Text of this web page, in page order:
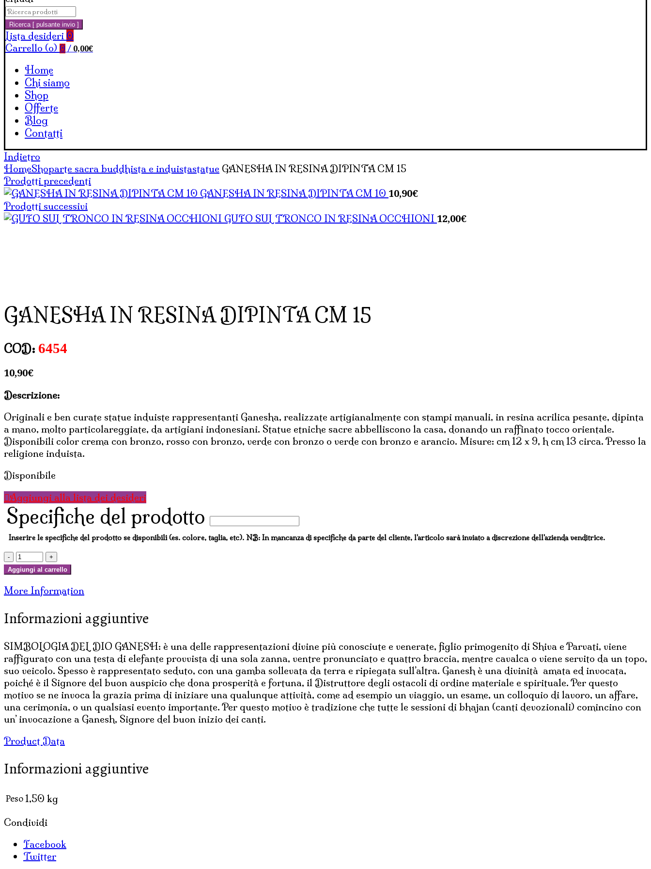
Carrello
Cerca:
Ricerca [ pulsante invio ]
Lista desideri 0
Carrello (o) 0 / 0,00€
Home
Chi siamo
Shop
Offerte
Blog
Contatti
Indietro
HomeShoparte sacra buddhista e induistastatue GANESHA IN RESINA DIPINTA CM 15
Prodotti precedenti
GANESHA IN RESINA DIPINTA CM 10 10,90€
Prodotti successivi
GUFO SUL TRONCO IN RESINA OCCHIONI 12,00€
GANESHA IN RESINA DIPINTA CM 15
COD: 6454
10,90€
Descrizione:
Originali e ben curate statue induiste rappresentanti Ganesha, realizzate artigianalmente con stampi manuali, in resina acrilica pesante, dipinta
a mano, molto particolareggiate, da artigiani indonesiani. Statue etniche sacre abbelliscono la casa, donando un raffinato tocco orientale.
Disponibili color crema con bronzo, rosso con bronzo, verde con bronzo o verde con bronzo e arancio. Misure: cm 12 x 9, h cm 13 circa. Presso la
religione induista.
Disponibile
Aggiungi alla lista dei desideri
Specifiche del prodotto
Inserire le specifiche del prodotto se disponibili (es. colore, taglia, etc). NB: In mancanza di specifiche da parte del cliente, l'articolo sarà inviato a discrezione dell'azienda venditrice.
GANESHA
IN
DIPINTA
15
quantità
Aggiungi al carrello
More Information
Informazioni aggiuntive
SIMBOLOGIA DEL DIO GANESH: è una delle rappresentazioni divine più conosciute e venerate, figlio primogenito di Shiva e Parvati, viene
raffigurato con una testa di elefante provvista di una sola zanna, ventre pronunciato e quattro braccia, mentre cavalca o viene servito da un topo,
suo veicolo. Spesso è rappresentato seduto, con una gamba sollevata da terra e ripiegata sull’altra. Ganesh è una divinità amata ed invocata,
poiché è il Signore del buon auspicio che dona prosperità e fortuna, il Distruttore degli ostacoli di ordine materiale e spirituale. Per questo
motivo se ne invoca la grazia prima di iniziare una qualunque attività, come ad esempio un viaggio, un esame, un colloquio di lavoro, un affare,
una cerimonia, o un qualsiasi evento importante. Per questo motivo è tradizione che tutte le sessioni di bhajan (canti devozionali) comincino con
un’ invocazione a Ganesh, Signore del buon inizio dei canti.
Product Data
Informazioni aggiuntive
Peso1,50 kg
Condividi
Facebook
Twitter